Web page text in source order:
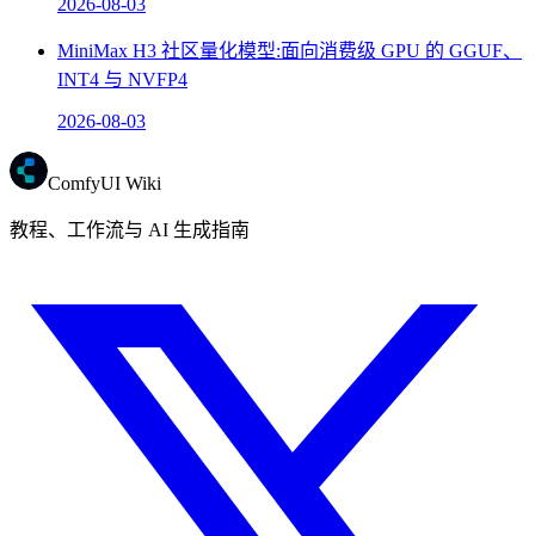
MiniMax H3 社区量化模型:面向消费级 GPU 的 GGUF、
INT4 与 NVFP4
2026-08-03
ComfyUI Wiki
教程、工作流与 AI 生成指南